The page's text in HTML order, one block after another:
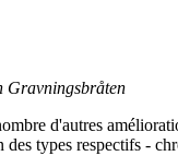
Gravningsbråten
d'autres
types respectifs -